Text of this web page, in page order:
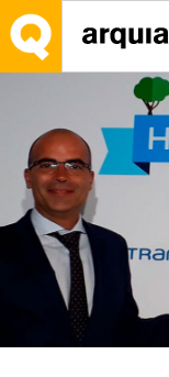
Saltar al contenido